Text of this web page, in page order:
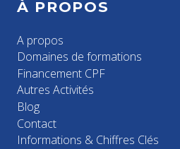
À PROPOS
A propos
Domaines de formations
Financement CPF
Autres Activités
Blog
Contact
Informations & Chiffres Clés